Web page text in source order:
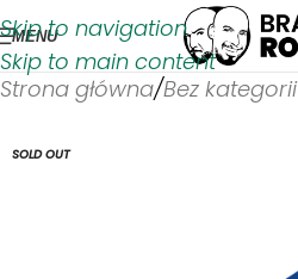
Skip to navigation
Skip to main content
MENU
Strona główna/Bez kategorii
SOLD OUT